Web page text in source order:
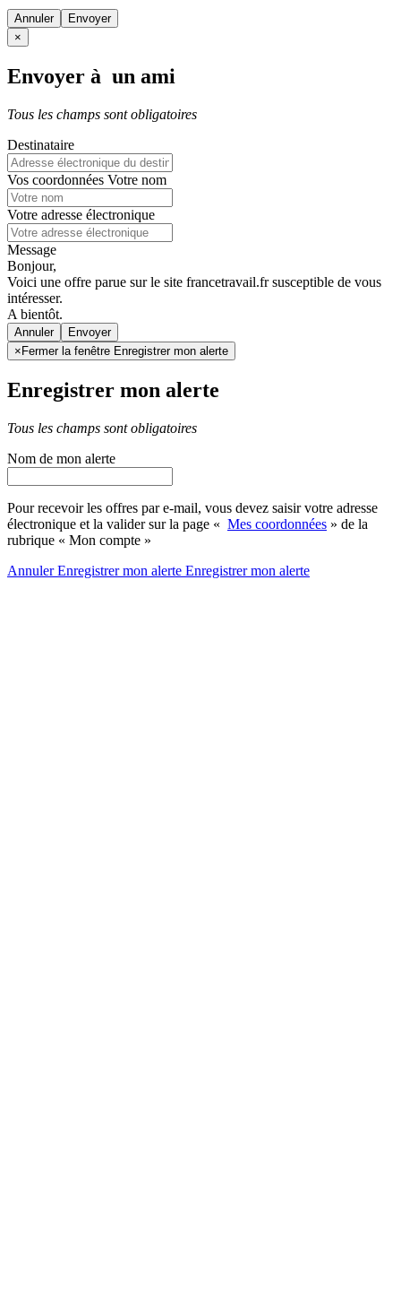
Annuler
×
Envoyer à un ami
Tous les champs sont obligatoires
Destinataire
Vos coordonnées Votre nom
Votre adresse électronique
Message
Bonjour,
Voici une offre parue sur le site francetravail.fr susceptible de vous
intéresser.
A bientôt.
Annuler
× Fermer la fenêtre Enregistrer mon alerte
Enregistrer mon alerte
Tous les champs sont obligatoires
Nom de mon alerte
Pour recevoir les offres par e-mail, vous devez saisir votre adresse
électronique et la valider sur la page « Mes coordonnées » de la
rubrique « Mon compte »
AnnulerEnregistrer mon alerte Enregistrermon alerte